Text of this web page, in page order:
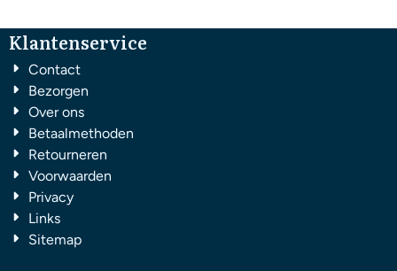
Klantenservice
Contact
Bezorgen
Over ons
Betaalmethoden
Retourneren
Voorwaarden
Privacy
Links
Sitemap